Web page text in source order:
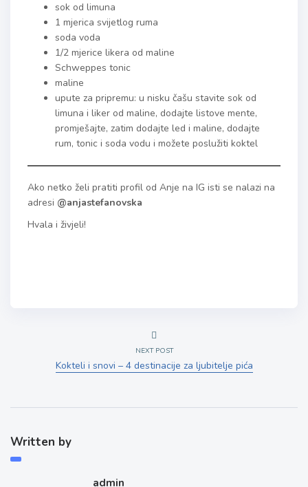
sok od limuna
1 mjerica svijetlog ruma
soda voda
1/2 mjerice likera od maline
Schweppes tonic
maline
upute za pripremu: u nisku čašu stavite sok od
limuna i liker od maline, dodajte listove mente,
promješajte, zatim dodajte led i maline, dodajte
rum, tonic i soda vodu i možete poslužiti koktel
Ako netko želi pratiti profil od Anje na IG isti se nalazi na
adresi @anjastefanovska
Hvala i živjeli!
NEXT POST
Kokteli i snovi – 4 destinacije za ljubitelje pića
Written by
admin